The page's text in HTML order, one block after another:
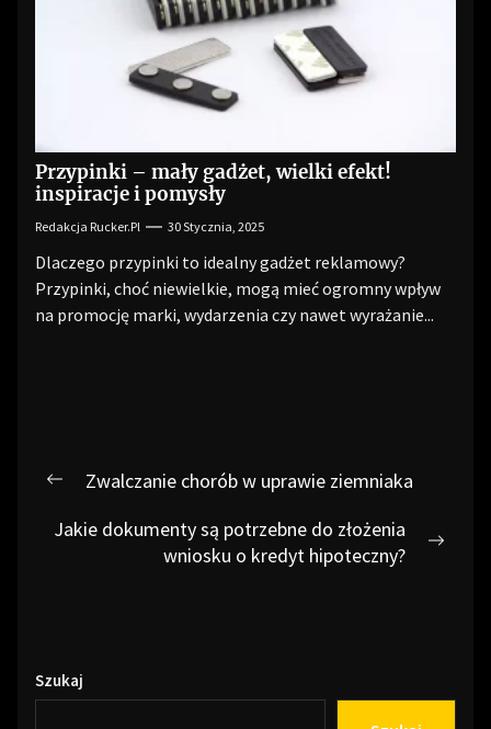
Przypinki – mały gadżet, wielki efekt!
inspiracje i pomysły
Redakcja Rucker.pl 30 Stycznia, 2025
Dlaczego przypinki to idealny gadżet reklamowy?
Przypinki, choć niewielkie, mogą mieć ogromny wpływ
na promocję marki, wydarzenia czy nawet wyrażanie...
Nawigacja
Previous
post:
Zwalczanie chorób w uprawie ziemniaka
Jakie dokumenty są potrzebne do złożenia
wniosku o kredyt hipoteczny?
Szukaj